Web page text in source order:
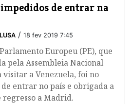
de entrar na
LUSA / 18 fev 2019 7:45
Europeu (PE), que
pela Assembleia Nacional
visitar a Venezuela, foi no
entrar no país e obrigada a
regresso a Madrid.